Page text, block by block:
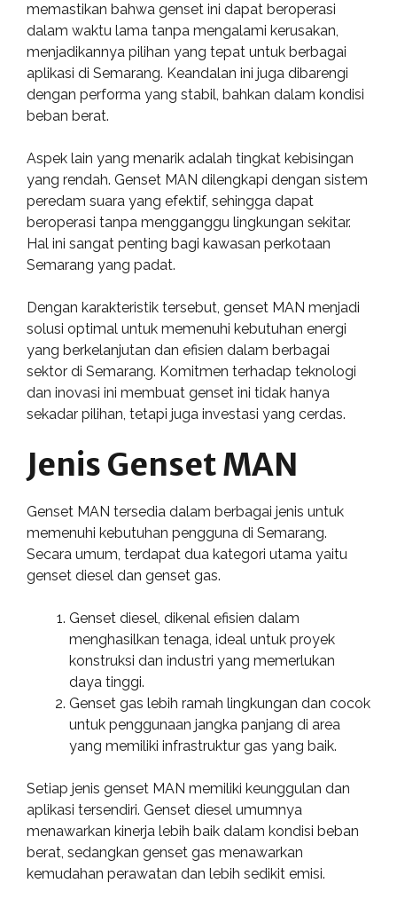
memastikan bahwa genset ini dapat beroperasi
dalam waktu lama tanpa mengalami kerusakan,
menjadikannya pilihan yang tepat untuk berbagai
aplikasi di Semarang. Keandalan ini juga dibarengi
dengan performa yang stabil, bahkan dalam kondisi
beban berat.
Aspek lain yang menarik adalah tingkat kebisingan
yang rendah. Genset MAN dilengkapi dengan sistem
peredam suara yang efektif, sehingga dapat
beroperasi tanpa mengganggu lingkungan sekitar.
Hal ini sangat penting bagi kawasan perkotaan
Semarang yang padat.
Dengan karakteristik tersebut, genset MAN menjadi
solusi optimal untuk memenuhi kebutuhan energi
yang berkelanjutan dan efisien dalam berbagai
sektor di Semarang. Komitmen terhadap teknologi
dan inovasi ini membuat genset ini tidak hanya
sekadar pilihan, tetapi juga investasi yang cerdas.
Jenis Genset MAN
Genset MAN tersedia dalam berbagai jenis untuk
memenuhi kebutuhan pengguna di Semarang.
Secara umum, terdapat dua kategori utama yaitu
genset diesel dan genset gas.
Genset diesel, dikenal efisien dalam
menghasilkan tenaga, ideal untuk proyek
konstruksi dan industri yang memerlukan
daya tinggi.
Genset gas lebih ramah lingkungan dan cocok
untuk penggunaan jangka panjang di area
yang memiliki infrastruktur gas yang baik.
Setiap jenis genset MAN memiliki keunggulan dan
aplikasi tersendiri. Genset diesel umumnya
menawarkan kinerja lebih baik dalam kondisi beban
berat, sedangkan genset gas menawarkan
kemudahan perawatan dan lebih sedikit emisi.